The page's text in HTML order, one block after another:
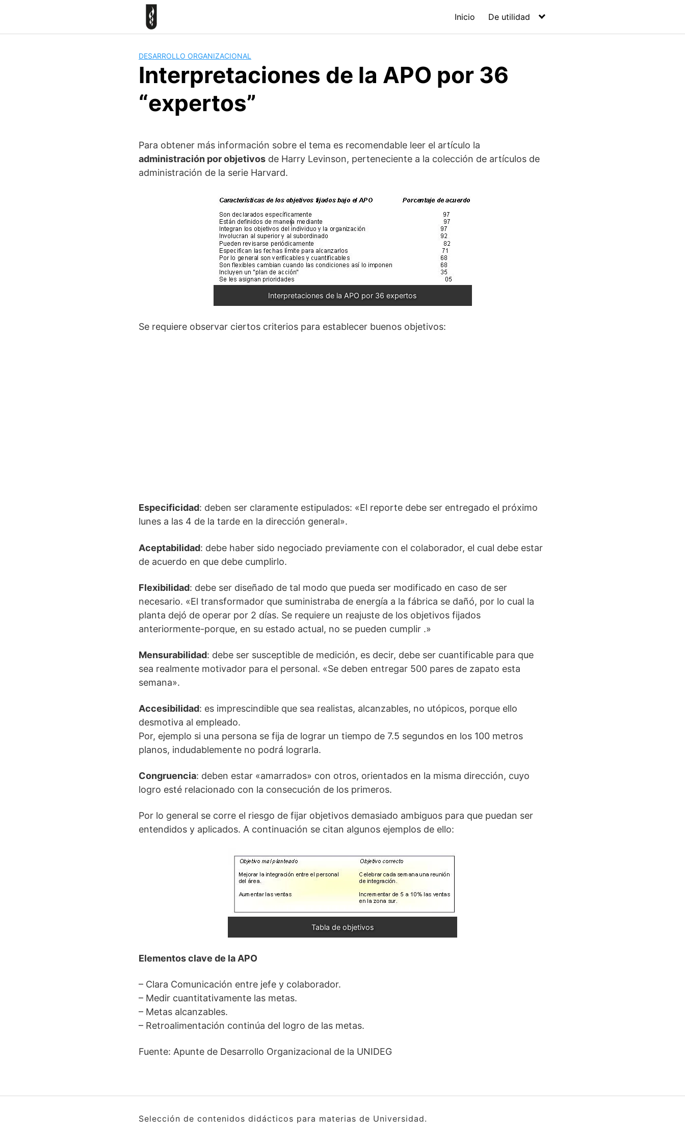
Inicio De utilidad
DESARROLLO ORGANIZACIONAL
Interpretaciones de la APO por 36
“expertos”
Para obtener más información sobre el tema es recomendable leer el artículo la
administración por objetivos de Harry Levinson, perteneciente a la colección de artículos de
administración de la serie Harvard.
Interpretaciones de la APO por 36 expertos
Se requiere observar ciertos criterios para establecer buenos objetivos:
Especificidad: deben ser claramente estipulados: «El reporte debe ser entregado el próximo
lunes a las 4 de la tarde en la dirección general».
Aceptabilidad: debe haber sido negociado previamente con el colaborador, el cual debe estar
de acuerdo en que debe cumplirlo.
Flexibilidad: debe ser diseñado de tal modo que pueda ser modificado en caso de ser
necesario. «El transformador que suministraba de energía a la fábrica se dañó, por lo cual la
planta dejó de operar por 2 días. Se requiere un reajuste de los objetivos fijados
anteriormente-porque, en su estado actual, no se pueden cumplir .»
Mensurabilidad: debe ser susceptible de medición, es decir, debe ser cuantificable para que
sea realmente motivador para el personal. «Se deben entregar 500 pares de zapato esta
semana».
Accesibilidad: es imprescindible que sea realistas, alcanzables, no utópicos, porque ello
desmotiva al empleado.
Por, ejemplo si una persona se fija de lograr un tiempo de 7.5 segundos en los 100 metros
planos, indudablemente no podrá lograrla.
Congruencia: deben estar «amarrados» con otros, orientados en la misma dirección, cuyo
logro esté relacionado con la consecución de los primeros.
Por lo general se corre el riesgo de fijar objetivos demasiado ambiguos para que puedan ser
entendidos y aplicados. A continuación se citan algunos ejemplos de ello:
Tabla de objetivos
Elementos clave de la APO
– Clara Comunicación entre jefe y colaborador.
– Medir cuantitativamente las metas.
– Metas alcanzables.
– Retroalimentación continúa del logro de las metas.
Fuente: Apunte de Desarrollo Organizacional de la UNIDEG
Selección de contenidos didácticos para materias de Universidad.